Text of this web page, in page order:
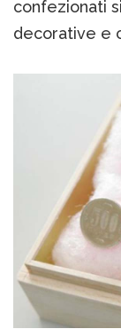
confezionati
decorative e